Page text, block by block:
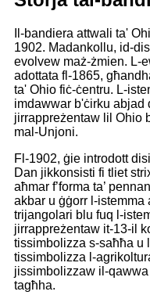
Il-bandiera attwali ta'
1902. Madankollu, id-
evolvew maż-żmien. L-
adottata fl-1865,
ta' Ohio fiċ-ċentru. L-
imdawwar b'ċirku abjad
jirrappreżentaw lil Ohio
mal-Unjoni.
Fl-1902, ġie introdott
Dan jikkonsisti fi tliet
aħmar f’forma ta’
akbar u ġġorr l-istemma
trijangolari blu fuq l-
jirrappreżentaw it-13-il
tissimbolizza s-saħħa u
tissimbolizza l-
jissimbolizzaw il-
tagħha.